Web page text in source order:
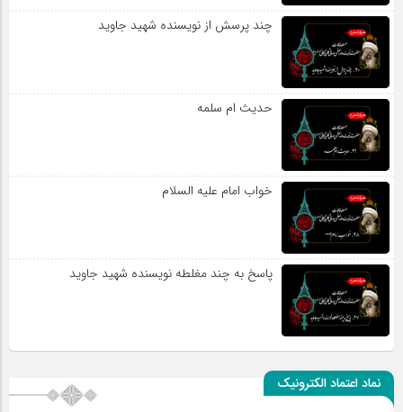
چند پرسش از نویسنده شهید جاوید
حدیث ام سلمه
خواب امام علیه السلام
پاسخ به چند مغلطه نویسنده شهید جاوید
نماد اعتماد الکترونیک